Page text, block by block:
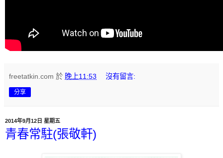
freetatkin.com 於 晚上11:53 沒有留言:
分享
2014年9月12日 星期五
青春常駐(張敬軒)